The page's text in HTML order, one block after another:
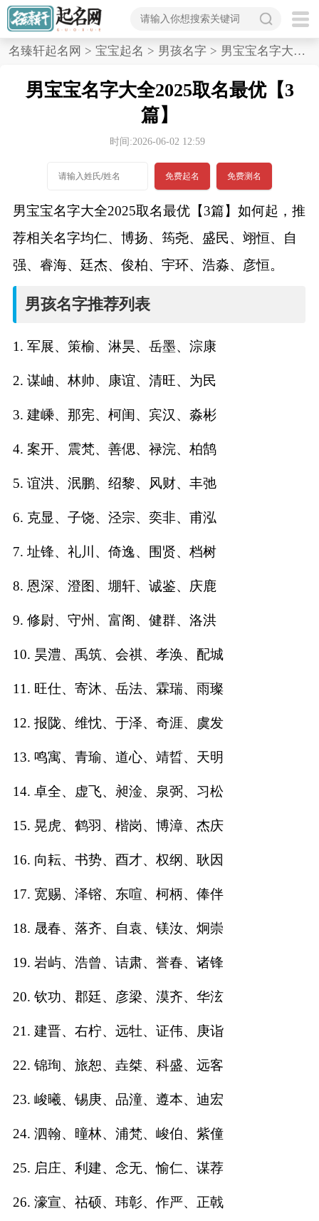
首
名
男孩名字打分
女孩名字打分
生
蛇年起名
龙年起名
兔年起名
虎年起名
取
名
字
典
宝
取
名
打
生
起
大
起
名臻轩起名网 > 宝宝起名 > 男孩名字 > 男宝宝名字大全2025取名最优,3篇
男宝宝名字大全2025取名最优【3
篇】
时间:2026-06-02 12:59
免费起名 免费测名
男宝宝名字大全2025取名最优【3篇】如何起，推
荐相关名字均仁、博扬、筠尧、盛民、翊恒、自
强、睿海、廷杰、俊柏、宇环、浩淼、彦恒。
男孩名字推荐列表
1. 军展、策榆、淋昊、岳墨、淙康
2. 谋岫、林帅、康谊、清旺、为民
3. 建嵊、那宪、柯闺、宾汉、淼彬
4. 案开、震梵、善偲、禄浣、柏鹄
5. 谊洪、泯鹏、绍黎、风财、丰弛
6. 克显、子饶、泾宗、奕非、甫泓
7. 址锋、礼川、倚逸、围贤、档树
8. 恩深、澄图、堋轩、诚鉴、庆鹿
9. 修尉、守州、富阁、健群、洛洪
10. 昊澧、禹筑、会祺、孝涣、配城
11. 旺仕、寄沐、岳法、霖瑞、雨璨
12. 报陇、维忱、于泽、奇涯、虞发
13. 鸣寓、青瑜、道心、靖晢、天明
14. 卓全、虚飞、昶淦、泉弼、习松
15. 晃虎、鹤羽、楷岗、博漳、杰庆
16. 向耘、书势、酉才、权纲、耿因
17. 宽赐、泽镕、东喧、柯柄、俸伴
18. 晟春、落齐、自袁、镁汝、炯崇
19. 岩屿、浩曾、诘肃、誉春、诸锋
20. 钦功、郡廷、彦梁、漠齐、华泫
21. 建晋、右柠、远牡、证伟、庚诣
22. 锦珣、旅恕、垚桀、科盛、远客
23. 峻曦、锡庚、品潼、遵本、迪宏
24. 泗翰、曈林、浦梵、峻伯、紫僮
25. 启庄、利建、念无、愉仁、谋荐
26. 濠宣、祜硕、玮彰、作严、正戟